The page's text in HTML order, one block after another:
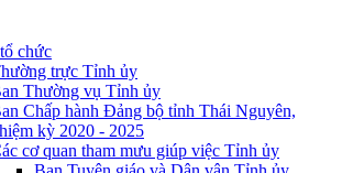
chức
trực Tỉnh ủy
Thường vụ Tỉnh ủy
Chấp hành Đảng bộ tỉnh Thái Nguyên,
kỳ 2020 - 2025
cơ quan tham mưu giúp việc Tỉnh ủy